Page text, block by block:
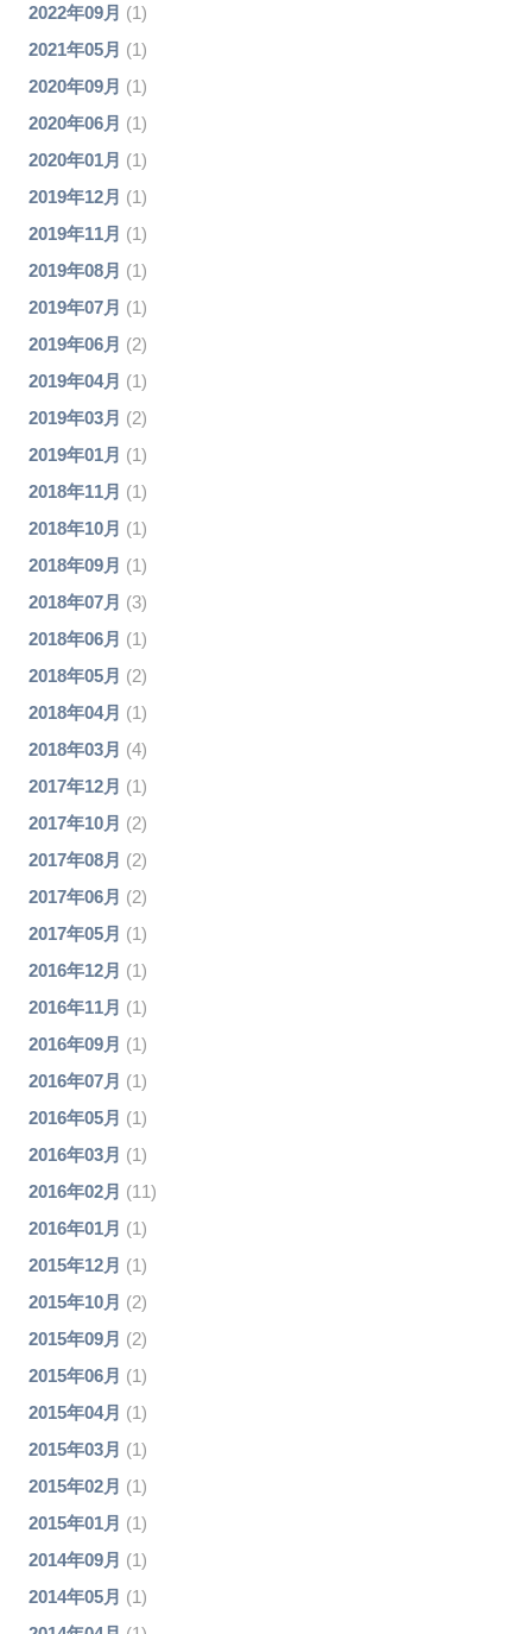
2022年09月 (1)
2021年05月 (1)
2020年09月 (1)
2020年06月 (1)
2020年01月 (1)
2019年12月 (1)
2019年11月 (1)
2019年08月 (1)
2019年07月 (1)
2019年06月 (2)
2019年04月 (1)
2019年03月 (2)
2019年01月 (1)
2018年11月 (1)
2018年10月 (1)
2018年09月 (1)
2018年07月 (3)
2018年06月 (1)
2018年05月 (2)
2018年04月 (1)
2018年03月 (4)
2017年12月 (1)
2017年10月 (2)
2017年08月 (2)
2017年06月 (2)
2017年05月 (1)
2016年12月 (1)
2016年11月 (1)
2016年09月 (1)
2016年07月 (1)
2016年05月 (1)
2016年03月 (1)
2016年02月 (11)
2016年01月 (1)
2015年12月 (1)
2015年10月 (2)
2015年09月 (2)
2015年06月 (1)
2015年04月 (1)
2015年03月 (1)
2015年02月 (1)
2015年01月 (1)
2014年09月 (1)
2014年05月 (1)